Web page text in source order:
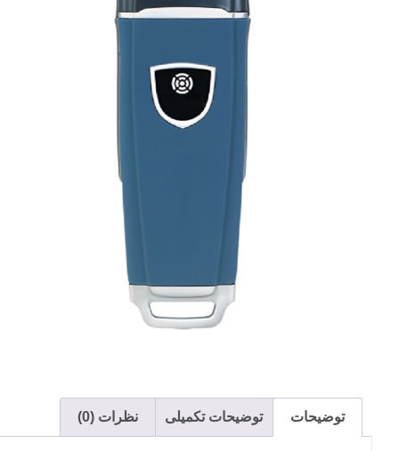
توضیحات توضیحات تکمیلی نظرات (0)